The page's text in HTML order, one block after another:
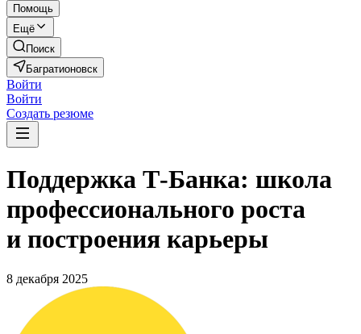
Помощь
Ещё
Поиск
Багратионовск
Войти
Войти
Создать резюме
Поддержка Т-Банка: школа
профессионального роста
и построения карьеры
8 декабря 2025